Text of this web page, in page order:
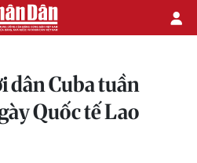
dân Cuba tuần
Quốc tế Lao